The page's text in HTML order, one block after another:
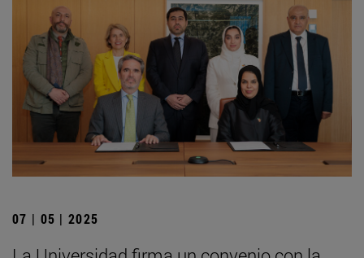
07 | 05 | 2025